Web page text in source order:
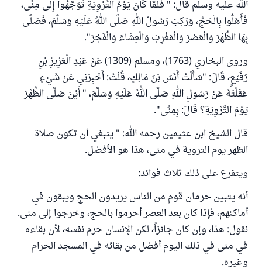
الله عليه وسلم قال: " فَلَمَّا كَانَ يَوْمُ التَّرْوِيَةِ تَوَجَّهُوا إِلَى مِنًى،
فَأَهَلُّوا بِالْحَجِّ، وَرَكِبَ رَسُولُ اللهِ صَلَّى اللهُ عَلَيْهِ وَسَلَّمَ، فَصَلَّى
بِهَا الظُّهْرَ وَالْعَصْرَ وَالْمَغْرِبَ وَالْعِشَاءَ وَالْفَجْرَ".
وروى البخاري (1763)، ومسلم (1309) عَنْ عَبْدِ الْعَزِيزِ بْنِ
رُفَيْعٍ، قَالَ: "سَأَلْتُ أَنَسَ بْنَ مَالِكٍ، قُلْتُ: أَخْبِرْنِي عَنْ شَيْءٍ
عَقَلْتَهُ عَنْ رَسُولِ اللهِ صَلَّى اللهُ عَلَيْهِ وَسَلَّمَ، " أَيْنَ صَلَّى الظُّهْرَ
يَوْمَ التَّرْوِيَةِ؟ قَالَ: بِمِنًى".
قال الشيخ ابن عثيمين رحمه الله: " ينبغي أن تكون صلاة
الظهر يوم التروية في منى، هذا هو الأفضل.
ويتفرع على ذلك ثلاث فوائد:
أنه يتبين حرمان قوم من الناس يريدون الحج ويبقون في
أماكنهم، فإذا كان بعد العصر أحرموا بالحج، وخرجوا إلى منى.
نقول: هذا، وإن كان جائزاً، لكن الإنسان حرم نفسه، لأن بقاءه
في منى في ذلك اليوم أفضل من بقائه في المسجد الحرام
وغيره.